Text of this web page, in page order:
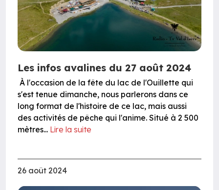
Les infos avalines du 27 août 2024
À l'occasion de la fête du lac de l'Ouillette qui
s'est tenue dimanche, nous parlerons dans ce
long format de l'histoire de ce lac, mais aussi
des activités de pêche qui l'anime. Situé à 2 500
mètres... Lire la suite
26 août 2024